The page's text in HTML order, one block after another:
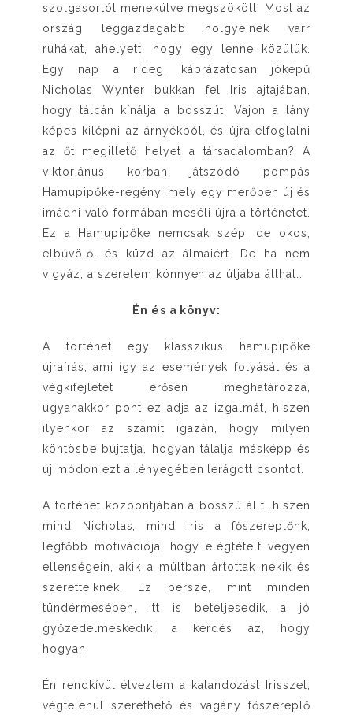
szolgasortól menekülve megszökött. Most az
ország leggazdagabb hölgyeinek varr
ruhákat, ahelyett, hogy egy lenne közülük.
Egy nap a rideg, káprázatosan jóképű
Nicholas Wynter bukkan fel Iris ajtajában,
hogy tálcán kínálja a bosszút. Vajon a lány
képes kilépni az árnyékból, és újra elfoglalni
az őt megillető helyet a társadalomban? A
viktoriánus korban játszódó pompás
Hamupipőke-regény, mely egy merőben új és
imádni való formában meséli újra a történetet.
Ez a Hamupipőke nemcsak szép, de okos,
elbűvölő, és küzd az álmaiért. De ha nem
vigyáz, a szerelem könnyen az útjába állhat…
Én és a könyv:
A történet egy klasszikus hamupipőke
újraírás, ami így az események folyását és a
végkifejletet erősen meghatározza,
ugyanakkor pont ez adja az izgalmát, hiszen
ilyenkor az számít igazán, hogy milyen
köntösbe bújtatja, hogyan tálalja másképp és
új módon ezt a lényegében lerágott csontot.
A történet központjában a bosszú állt, hiszen
mind Nicholas, mind Iris a főszereplőnk,
legfőbb motivációja, hogy elégtételt vegyen
ellenségein, akik a múltban ártottak nekik és
szeretteiknek. Ez persze, mint minden
tündérmesében, itt is beteljesedik, a jó
győzedelmeskedik, a kérdés az, hogy
hogyan.
Én rendkívül élveztem a kalandozást Irisszel,
végtelenül szerethető és vagány főszereplő